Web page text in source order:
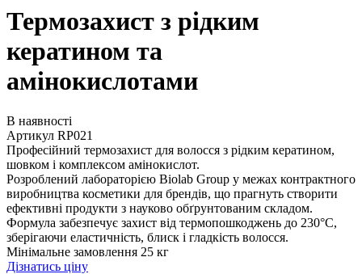
Термозахист з рідким
кератином та
амінокислотами
В наявності
Артикул RP021
Професійний термозахист для волосся з рідким кератином,
шовком і комплексом амінокислот.
Розроблений лабораторією Biolab Group у межах контрактного
виробництва косметики для брендів, що прагнуть створити
ефективні продукти з науково обґрунтованим складом.
Формула забезпечує захист від термопошкоджень до 230°C,
зберігаючи еластичність, блиск і гладкість волосся.
Мінімальне замовлення 25 кг
Дізнатись ціну